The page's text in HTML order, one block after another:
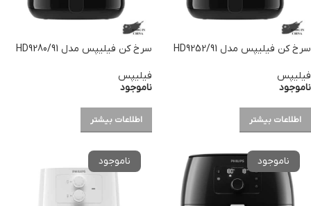
سرخ کن فیلیپس مدل HD9252/91
فیلیپس
ناموجود
اطلاعات بیشتر
سرخ کن فیلیپس مدل HD9280/91
فیلیپس
ناموجود
اطلاعات بیشتر